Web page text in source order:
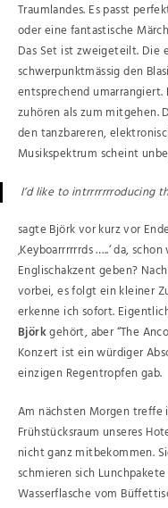
Traumlandes. Es passt
oder eine fantastische
Das Set ist zweigeteilt. Die
schwerpunktmässig den
entsprechend umarrangiert.
zuhören als zum mitgehen.
den tanzbareren,
Musikspektrum scheint
I’d like to intrrrrrrroducing
sagte Björk vor kurz vor
‚Keyboarrrrrrds …..‘ da,
Englischakzent geben?
vorbei, es folgt ein kleiner
erkenne ich sofort.
Björkgehört, aber “The
Konzert ist ein würdiger
einzigen Regentropfen gab.
Am nächsten Morgen treffe
Frühstücksraum unseres
nicht ganz mitbekommen.
schmieren sich
Wasserflasche vom